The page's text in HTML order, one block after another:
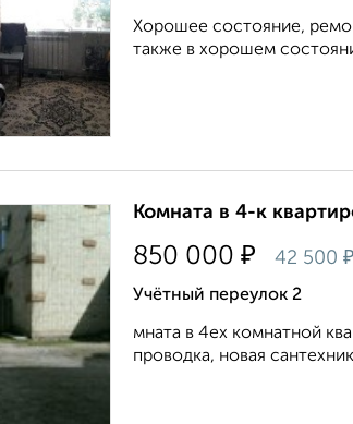
Хорошее состояние,
также в хорошем
Комната в 4-к
850 000 ₽ 42 500 ₽
Учётный переулок 2
мната в 4ех комнатной
проводка, новая